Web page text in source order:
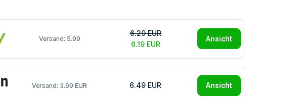
Versand: 5.99
6.29 EUR
6.19 EUR
Ansicht
Versand: 3.99 EUR 6.49 EUR Ansicht